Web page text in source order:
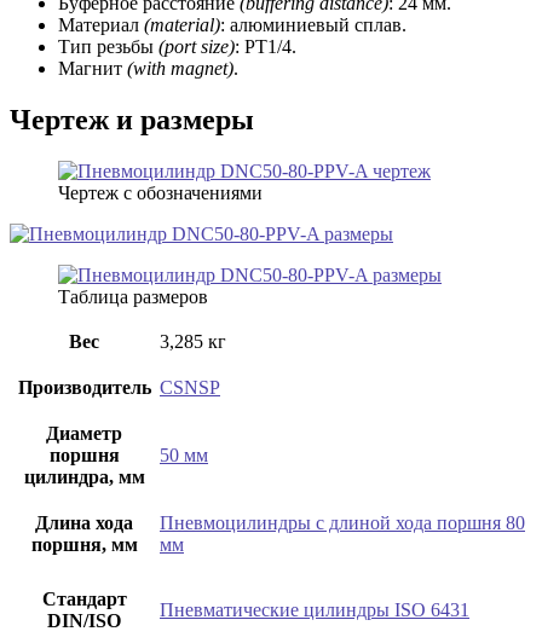
Материал (material): алюминиевый сплав.
Тип резьбы (port size): РТ1/4.
Магнит (with magnet).
Чертеж и размеры
Чертеж с обозначениями
Таблица размеров
Вес 3,285 кг
Производитель CSNSP
Диаметр
поршня
цилиндра, мм
50 мм
Длина хода
поршня, мм
Пневмоцилиндры с длиной хода поршня 80
мм
Стандарт
DIN/ISO
Пневматические цилиндры ISO 6431